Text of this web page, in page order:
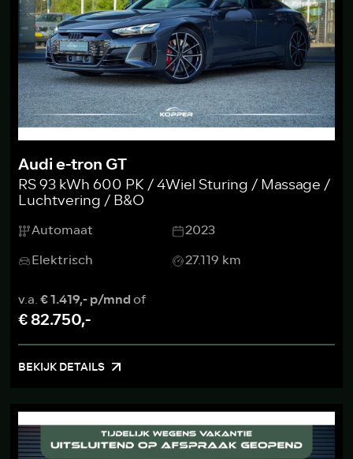
Audi e-tron GT
RS 93 kWh 600 PK / 4Wiel Sturing / Massage /
Luchtvering / B&O
Automaat
2023
Elektrisch
27.119 km
v.a.€ 1.419,- p/mndof
€ 82.750,-
BEKIJK DETAILS